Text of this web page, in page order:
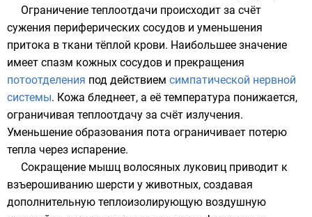
Ограничение теплоотдачи происходит за счёт
сужения периферических сосудов и уменьшения
притока в ткани тёплой крови. Наибольшее значение
имеет спазм кожных сосудов и прекращения
потоотделения под действием симпатической нервной
системы. Кожа бледнеет, а её температура понижается,
ограничивая теплоотдачу за счёт излучения.
Уменьшение образования пота ограничивает потерю
тепла через испарение.
Сокращение мышц волосяных луковиц приводит к
взъерошиванию шерсти у животных, создавая
дополнительную теплоизолирующую воздушную